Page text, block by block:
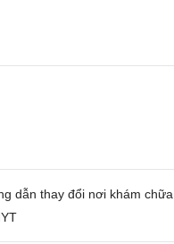
dẫn thay đổi nơi khám